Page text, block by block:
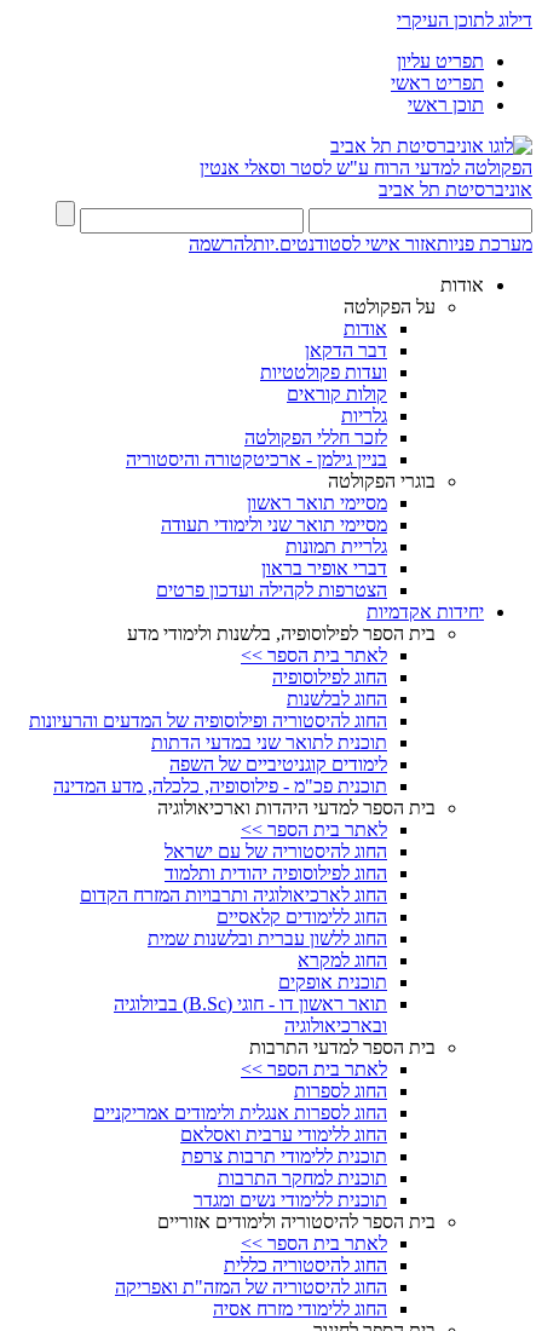
דילוג לתוכן העיקרי
תפריט עליון
תפריט ראשי
תוכן ראשי
הפקולטה למדעי הרוח ע"ש לסטר וסאלי אנטין
אוניברסיטת תל אביב
מערכת פניותאזור אישי לסטודנטים.יותלהרשמה
אודות
על הפקולטה
אודות
דבר הדקאן
ועדות פקולטטיות
קולות קוראים
גלריות
לזכר חללי הפקולטה
בניין גילמן - ארכיטקטורה והיסטוריה
בוגרי הפקולטה
מסיימי תואר ראשון
מסיימי תואר שני ולימודי תעודה
גלריית תמונות
דברי אופיר בראון
הצטרפות לקהילה ועדכון פרטים
יחידות אקדמיות
בית הספר לפילוסופיה, בלשנות ולימודי מדע
לאתר בית הספר >>
החוג לפילוסופיה
החוג לבלשנות
החוג להיסטוריה ופילוסופיה של המדעים והרעיונות
תוכנית לתואר שני במדעי הדתות
לימודים קוגניטיביים של השפה
תוכנית פכ"מ - פילוסופיה, כלכלה, מדע המדינה
בית הספר למדעי היהדות וארכיאולוגיה
לאתר בית הספר >>
החוג להיסטוריה של עם ישראל
החוג לפילוסופיה יהודית ותלמוד
החוג לארכיאולוגיה ותרבויות המזרח הקדום
החוג ללימודים קלאסיים
החוג ללשון עברית ובלשנות שמית
החוג למקרא
תוכנית אופקים
תואר ראשון דו - חוגי (B.Sc) בביולוגיה
ובארכיאולוגיה
בית הספר למדעי התרבות
לאתר בית הספר >>
החוג לספרות
החוג לספרות אנגלית ולימודים אמריקניים
החוג ללימודי ערבית ואסלאם
תוכנית ללימודי תרבות צרפת
תוכנית למחקר התרבות
תוכנית ללימודי נשים ומגדר
בית הספר להיסטוריה ולימודים אזוריים
לאתר בית הספר >>
החוג להיסטוריה כללית
החוג להיסטוריה של המזה"ת ואפריקה
החוג ללימודי מזרח אסיה